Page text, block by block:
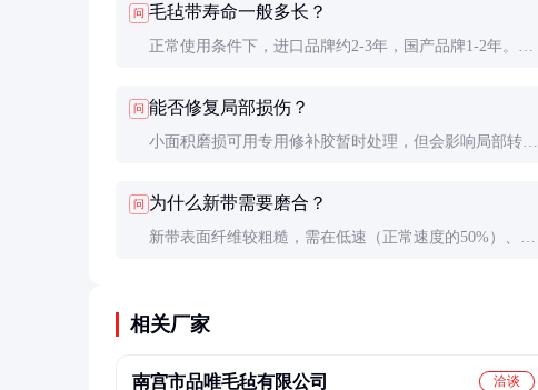
问 毛毡带寿命一般多长？
正常使用条件下，进口品牌约2-3年，国产品牌1-2年。实
工作环境可能缩短至6-8个月。
问 能否修复局部损伤？
小面积磨损可用专用修补胶暂时处理，但会影响局部转印
复原有性能。
问 为什么新带需要磨合？
新带表面纤维较粗糙，需在低速（正常速度的50%）、低
相关厂家
南宫市品唯毛毡有限公司
洽谈